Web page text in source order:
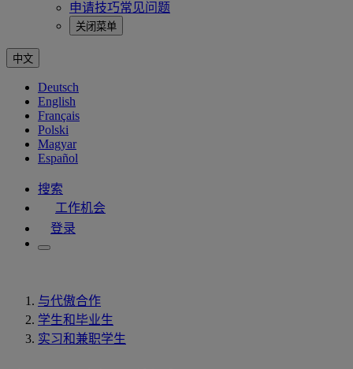
申请技巧常见问题
关闭菜单
中文
Deutsch
English
Français
Polski
Magyar
Español
搜索
工作机会
登录
与代傲合作
学生和毕业生
实习和兼职学生